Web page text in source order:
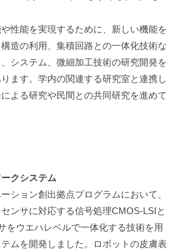
性能を実現するために、新しい機能を
造の利用、集積回路との一体化技術な
システム、微細加工技術の研究開発を
ます。学内の関連する研究室と連携し
よる研究や民間との共同研究を進めて
クシステム
ション創出拠点プログラムにおいて、
ンサに対応する信号処理CMOS-LSIと
をウエハレベルで一体化する技術を用
ムを開発しました。ロボットの皮膚表